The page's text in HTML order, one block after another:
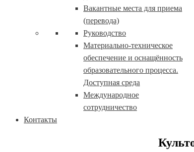
Вакантные места для приема
(перевода)
Руководство
Материально-техническое
обеспечение и оснащённость
образовательного процесса.
Доступная среда
Международное
сотрудничество
Контакты